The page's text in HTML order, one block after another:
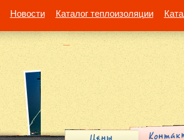
Новости Каталог теплоизоляции